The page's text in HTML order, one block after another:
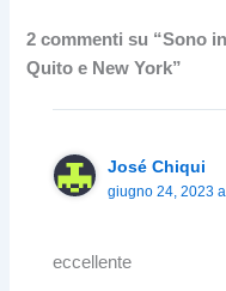
2 commenti su “Sono
Quito e New York”
José Chiqui
giugno 24, 2023
eccellente